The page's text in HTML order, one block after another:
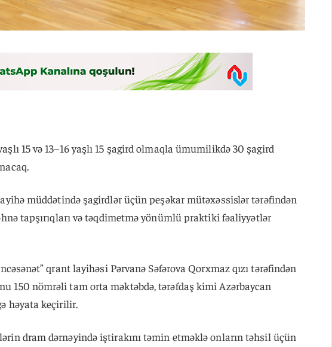
15 və 13–16 yaşlı 15 şagird olmaqla ümumilikdə 30 şagird
müddətində şagirdlər üçün peşəkar mütəxəssislər tərəfindən
tapşırıqları və təqdimetmə yönümlü praktiki fəaliyyətlər
qrant layihəsi Pərvanə Səfərova Qorxmaz qızı tərəfindən
150 nömrəli tam orta məktəbdə, tərəfdaş kimi Azərbaycan
həyata keçirilir.
dram dərnəyində iştirakını təmin etməklə onların təhsil üçün